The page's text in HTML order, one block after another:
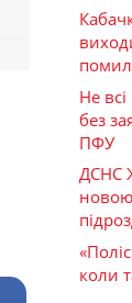
Не
без
ПФУ
ДСНС
коли